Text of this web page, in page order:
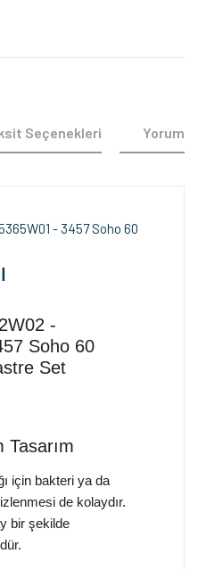
Seçenekleri
- 3457 Soho 60
-
Soho 60
Set
Tasarım
için bakteri ya da
de kolaydır.
bir şekilde